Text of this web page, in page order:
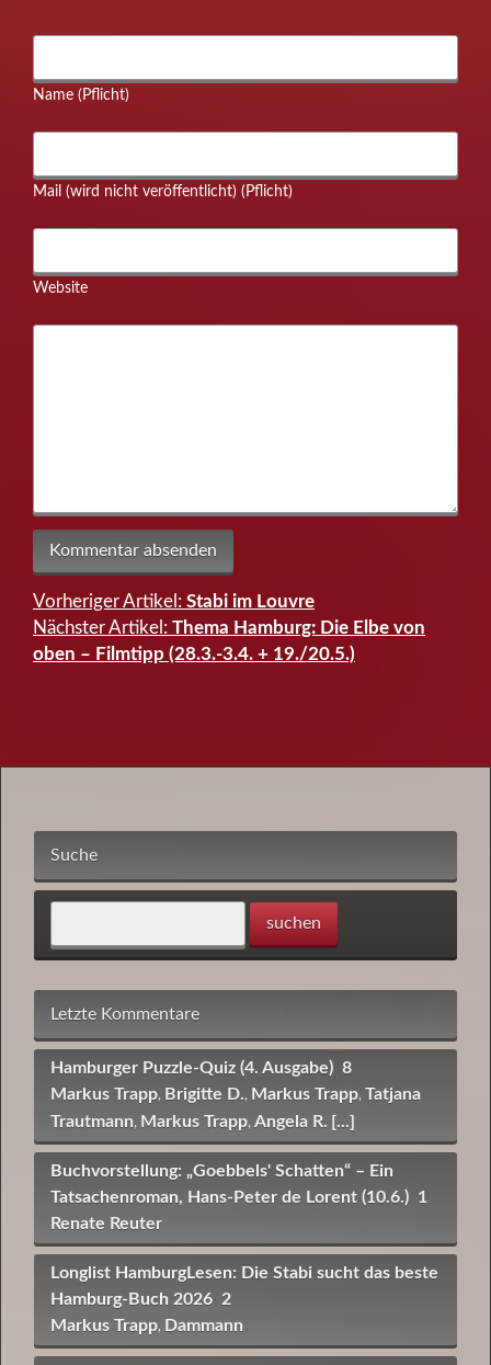
Name (Pflicht)
Mail (wird nicht veröffentlicht) (Pflicht)
Website
Beitragsnavigation
Vorheriger Artikel: Stabi im Louvre
Nächster Artikel: Thema Hamburg: Die Elbe von
oben – Filmtipp (28.3.-3.4. + 19./20.5.)
Suche
Letzte Kommentare
Hamburger Puzzle-Quiz (4. Ausgabe) 8
Markus Trapp, Brigitte D., Markus Trapp, Tatjana
Trautmann, Markus Trapp, Angela R. [...]
Buchvorstellung: „Goebbels' Schatten“ – Ein
Tatsachenroman, Hans-Peter de Lorent (10.6.) 1
Renate Reuter
Longlist HamburgLesen: Die Stabi sucht das beste
Hamburg-Buch 2026 2
Markus Trapp, Dammann